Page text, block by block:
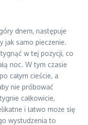
dnem, następuje
jak samo pieczenie.
w tej pozycji, co
noc. W tym czasie
całym cieście, a
nie próbować
całkowicie,
i łatwo może się
wystudzenia to